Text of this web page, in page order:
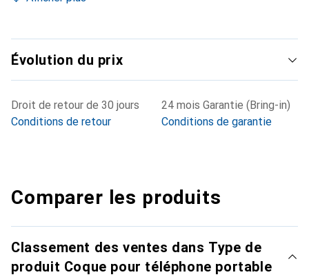
Évolution du prix
Droit de retour de 30 jours
Conditions de retour
24 mois Garantie (Bring-in)
Conditions de garantie
Comparer les produits
Classement des ventes dans Type de
produit Coque pour téléphone portable